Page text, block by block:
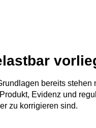
bereits
Evidenz und
zu korrigieren sind.